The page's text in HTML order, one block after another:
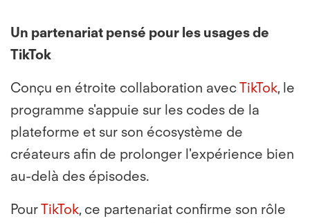
Un partenariat pensé pour les usages de
TikTok
Conçu en étroite collaboration avecTikTok, le
programme s'appuie sur les codes de la
plateforme et sur son écosystème de
créateurs afin de prolonger l'expérience bien
au-delà des épisodes.
PourTikTok, ce partenariat confirme son rôle